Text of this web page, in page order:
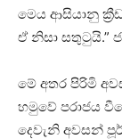
මෙය ආසි­යානු
ඒ නිසා සතු­ටුයි.”
මේ අතර පිරිමි
හමුවේ පරා­ජය
දෙවැනි අව­සන්